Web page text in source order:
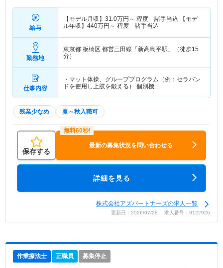
給与
【モデル月収】 31.0万円～ 程度 諸手当込 【モデ
ル年収】 440万円～ 程度 諸手当込
勤務地
東京都 板橋区 都営三田線「新高島平駅」（徒歩15
分）
仕事内容
・マット体操、グループプログラム（例：セラバン
ドを使用し上肢を鍛える） 個別機…
残業少なめ 夏～秋入職可
保存する
最新の募集状況を問い合わせる
詳細を見る
株式会社アズパートナーズの求人一覧
更新日：2026/07/28 求人番号：9122926
作業療法士 正職員 募集停止